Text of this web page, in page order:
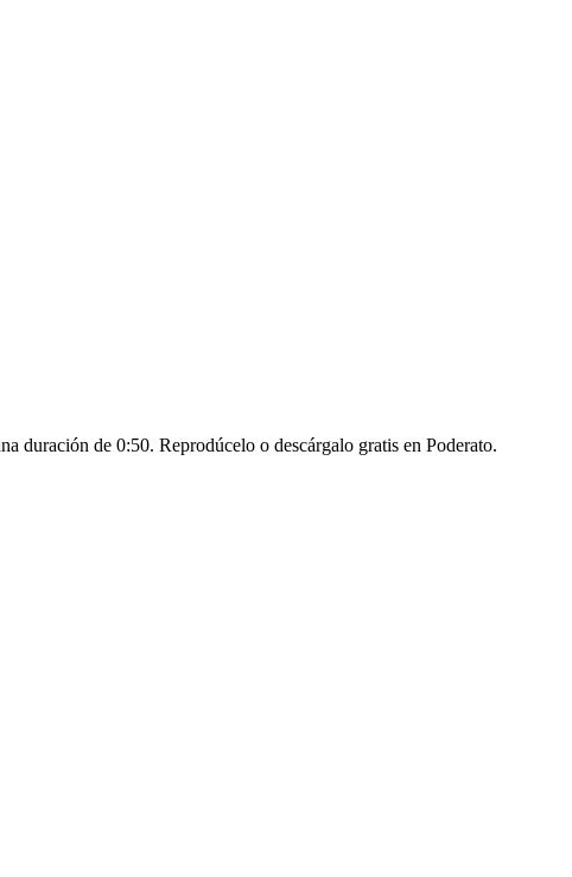
duración de 0:50. Reprodúcelo o descárgalo gratis en Poderato.